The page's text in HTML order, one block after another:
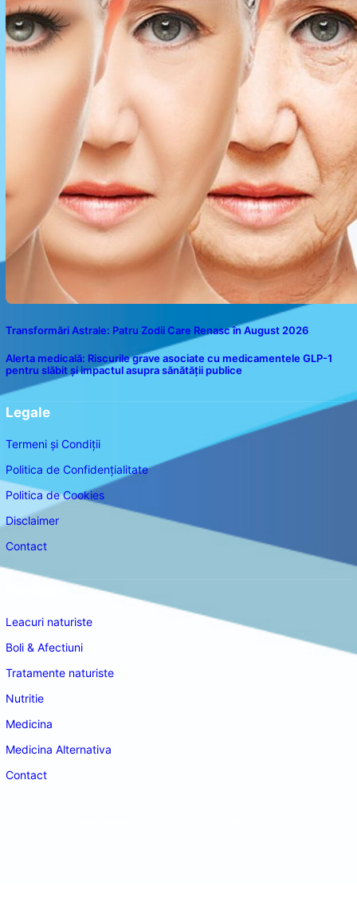
Transformări Astrale: Patru Zodii Care Renasc în August 2026
Alerta medicală: Riscurile grave asociate cu medicamentele GLP-1
pentru slăbit și impactul asupra sănătății publice
Legale
Termeni și Condiții
Politica de Confidențialitate
Politica de Cookies
Disclaimer
Contact
Leacuri naturiste
Boli & Afectiuni
Tratamente naturiste
Nutritie
Medicina
Medicina Alternativa
Contact